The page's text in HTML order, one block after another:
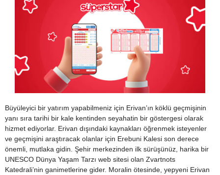
Büyüleyici bir yatırım yapabilmeniz için Erivan’ın köklü geçmişinin
yanı sıra tarihi bir kale kentinden seyahatin bir göstergesi olarak
hizmet ediyorlar. Erivan dışındaki kaynakları öğrenmek isteyenler
ve geçmişini araştıracak olanlar için Erebuni Kalesi son derece
önemli, mutlaka gidin. Şehir merkezinden ilk sürüşünüz, harika bir
UNESCO Dünya Yaşam Tarzı web sitesi olan Zvartnots
Katedrali’nin ganimetlerine gider. Moralin ötesinde, yepyeni Erivan